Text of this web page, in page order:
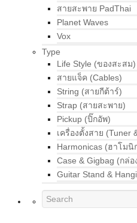
สายสะพาย PadThai
Planet Waves
Vox
Type
Life Style (ของสะสม)
สายแจ็ค (Cables)
String (สายกีต้าร์)
Strap (สายสะพาย)
Pickup (ปิ๊กอัพ)
เครื่องตั้งสาย (Tuner
Harmonicas (ฮาโมนิ
Case & Gigbag (กล่
Guitar Stand &